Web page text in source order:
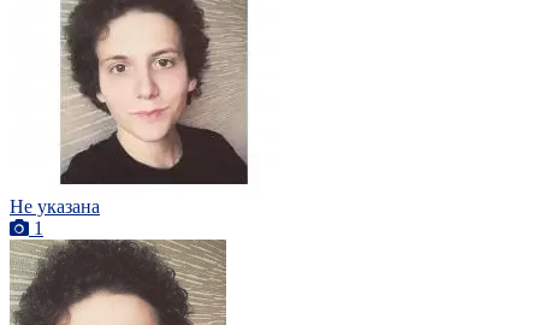
Не указана
1